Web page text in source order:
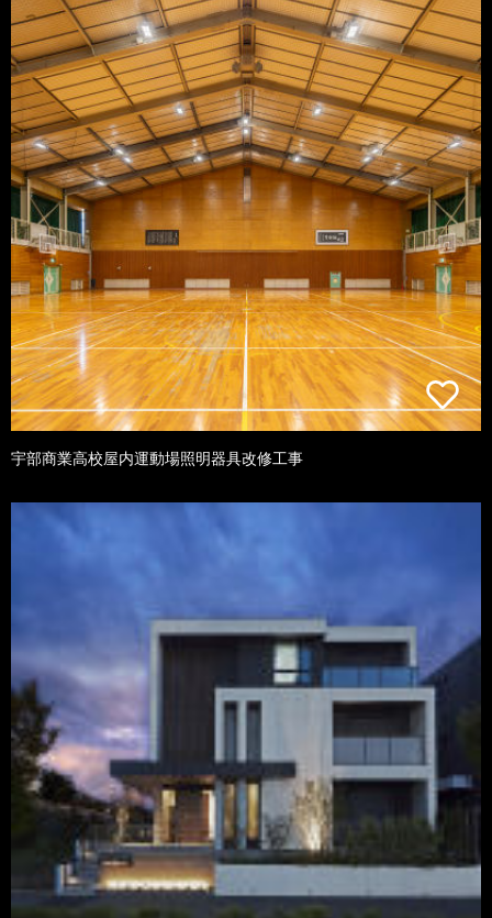
宇部商業高校屋内運動場照明器具改修工事